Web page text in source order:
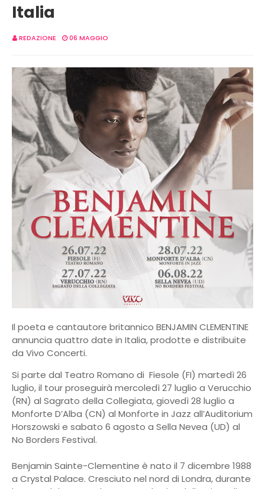
Italia
REDAZIONE 06 MAGGIO
Il poeta e cantautore britannico BENJAMIN CLEMENTINE
annuncia quattro date in Italia, prodotte e distribuite
da Vivo Concerti.
Si parte dal Teatro Romano di Fiesole (FI) martedì 26
luglio, il tour proseguirà mercoledì 27 luglio a Verucchio
(RN) al Sagrato della Collegiata, giovedì 28 luglio a
Monforte D’Alba (CN) al Monforte in Jazz all’Auditorium
Horszowski e sabato 6 agosto a Sella Nevea (UD) al
No Borders Festival.
Benjamin Sainte-Clementine è nato il 7 dicembre 1988
a Crystal Palace. Cresciuto nel nord di Londra, durante